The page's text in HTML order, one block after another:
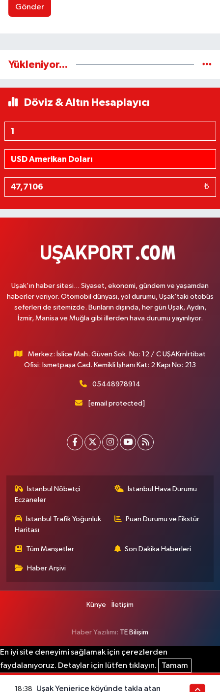
Gönder
Yükleniyor...
Döviz & Altın Hesaplayıcı
₺
Uşak'ın haber sitesi... Siyaset, ekonomi, gündem ve yaşamdan
haberler veriyor. Otomobil dünyası, yol durumu, Uşak'taki otobüs
seferleri de sitemizde. Bunların dışında, her gün Uşak, Aydın,
İzmir, Manisa ve Muğla gibi illerden hava durumu yayınlıyor.
Merkez: İslice Mah. Güven Sok. No: 12 / C UŞAKrnİrtibat
Ofisi: İsmetpaşa Cad. Kemikli İşhanı Kat: 2 Kapı No: 213
05448978914
[email protected]
İstanbul Nöbetçi
Eczaneler
İstanbul Hava Durumu
İstanbul Trafik Yoğunluk
Haritası
Puan Durumu ve Fikstür
Tüm Manşetler Son Dakika Haberleri
Haber Arşivi
Künye İletişim
Haber Yazılımı: TE Bilişim
En iyi site deneyimi sağlamak için çerezlerden
faydalanıyoruz. Detaylar için lütfen tıklayın.
Tamam
18:38 Uşak Yenierice köyünde takla atan